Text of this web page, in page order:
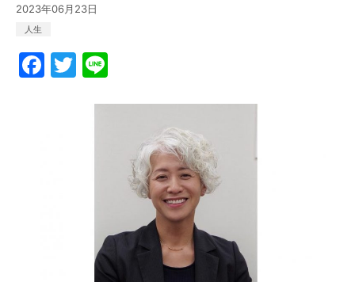
2023年06月23日
人生
F
a
T
w
itte